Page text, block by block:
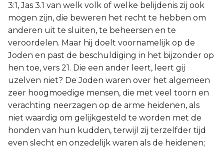
3:1, Jas 3.1 van welk volk of welke belijdenis zij ook
mogen zijn, die beweren het recht te hebben om
anderen uit te sluiten, te beheersen en te
veroordelen. Maar hij doelt voornamelijk op de
Joden en past de beschuldiging in het bijzonder op
hen toe, vers 21. Die een ander leert, leert gij
uzelven niet? De Joden waren over het algemeen
zeer hoogmoedige mensen, die met veel toorn en
verachting neerzagen op de arme heidenen, als
niet waardig om gelijkgesteld te worden met de
honden van hun kudden, terwijl zij terzelfder tijd
even slecht en onzedelijk waren als de heidenen;